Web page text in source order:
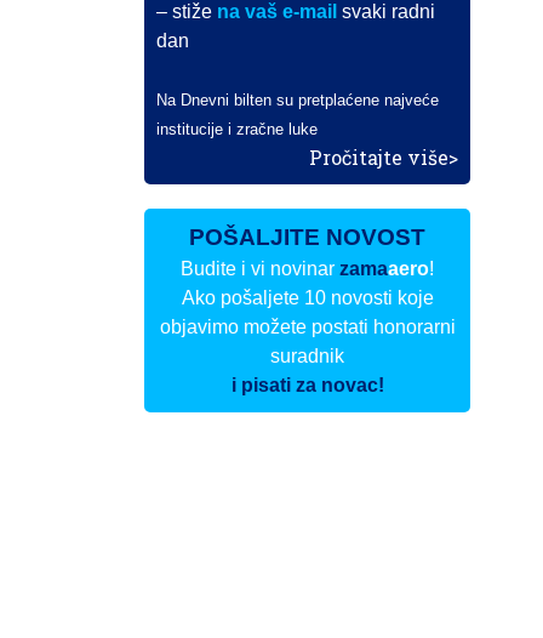
– stiže na vaš e-mail svaki radni
dan
Na Dnevni bilten su pretplaćene najveće
institucije i zračne luke
Pročitajte više>
POŠALJITE NOVOST
Budite i vi novinarzamaaero!
Ako pošaljete 10 novosti koje
objavimo možete postati honorarni
suradnik
i pisati za novac!